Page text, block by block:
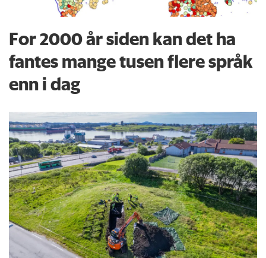
For 2000 år siden kan det ha
fantes mange tusen flere språk
enn i dag